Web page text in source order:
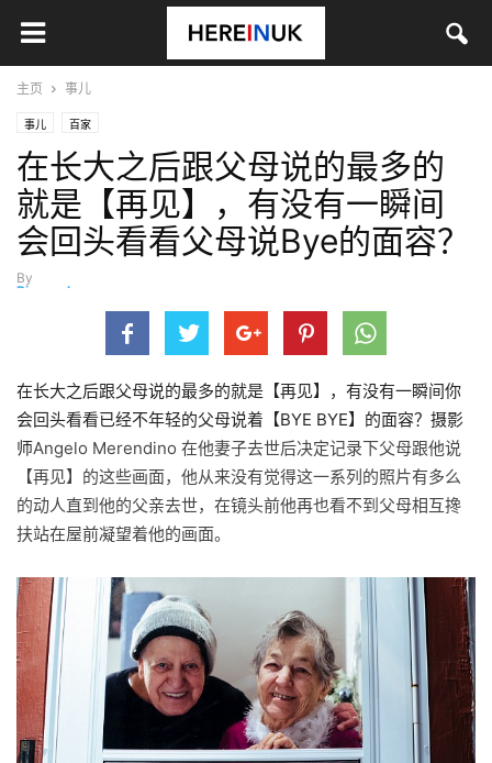
主页 事儿
事儿 百家
在长大之后跟父母说的最多的
就是【再见】，有没有一瞬间
会回头看看父母说Bye的面容？
By
Ricccccky_
在长大之后跟父母说的最多的就是【再见】，有没有一瞬间你
会回头看看已经不年轻的父母说着【BYE BYE】的面容？摄影
师Angelo Merendino 在他妻子去世后决定记录下父母跟他说
【再见】的这些画面，他从来没有觉得这一系列的照片有多么
的动人直到他的父亲去世，在镜头前他再也看不到父母相互搀
扶站在屋前凝望着他的画面。